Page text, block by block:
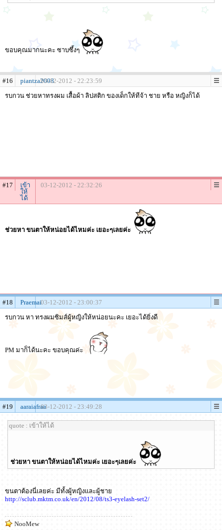
ขอบคุณมากนะคะ ซาบซึ้งๆ
#16 piantza200803-12-2012 - 22:23:59
รบกวน ช่วยหาทรงผม เสื้อผ้า ลิปสติก ของเด็กให้ทีจ้า ชาย หรือ หญิงก็ได้
#17
เข้า
ให้
ได้
03-12-2012 - 22:32:26
ช่วยหา ขนตาให้หน่อยได้ไหมค่ะ เยอะๆเลยค่ะ
#18 Praemai03-12-2012 - 23:00:37
รบกวน หา ทรงผมซิมส์ผู้หญิงให้หน่อยนะคะ เยอะได้ยิ่งดี
PM มาก็ได้นะคะ ขอบคุณค่ะ
#19 aaraiafraa03-12-2012 - 23:49:28
quote : เข้าให้ได้
ช่วยหา ขนตาให้หน่อยได้ไหมค่ะ เยอะๆเลยค่ะ
ขนตาต้องนี่เลยค่ะ มีทั้งผู้หญิงและผู้ชาย
http://sclub.mktm.co.uk/en/2012/08/ts3-eyelash-set2/
NooMew